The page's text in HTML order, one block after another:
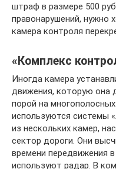
штраф в размере 500
правонарушений, нужно
камера контроля
«Комплекс
Иногда камера
движения, которую она
порой на
используются системы
из нескольких камер,
сектор дороги. Они
времени передвижения
используют радар. В